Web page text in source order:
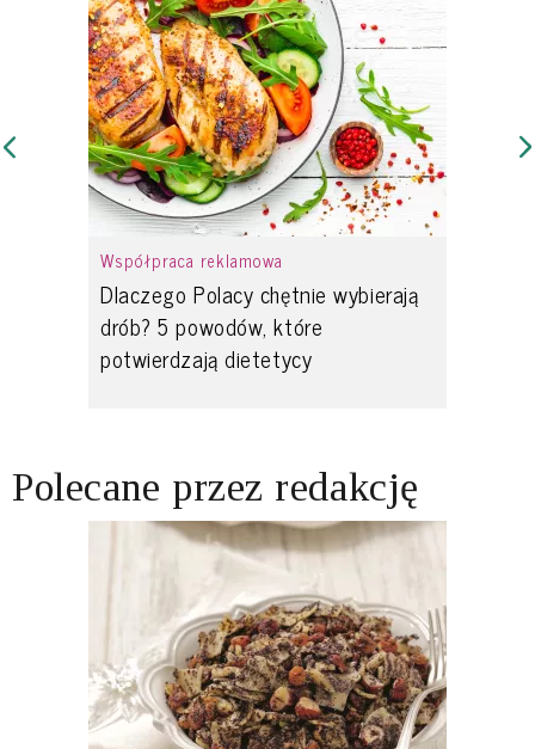
Współpraca reklamowa
Dlaczego Polacy chętnie wybierają
drób? 5 powodów, które
potwierdzają dietetycy
Polecane przez redakcję